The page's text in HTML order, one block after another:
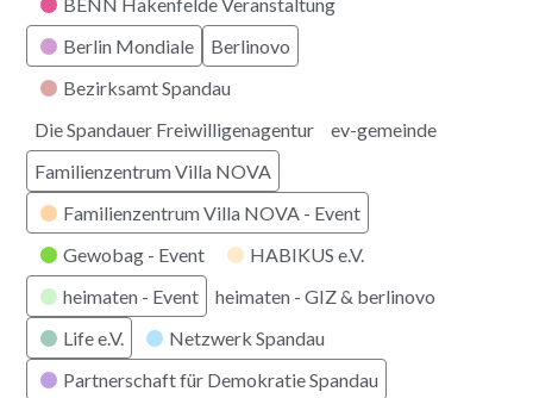
BENN Hakenfelde Veranstaltung
Berlin Mondiale
Berlinovo
Bezirksamt Spandau
Die Spandauer Freiwilligenagentur
ev-gemeinde
Familienzentrum Villa NOVA
Familienzentrum Villa NOVA - Event
Gewobag - Event
HABIKUS e.V.
heimaten - Event
heimaten - GIZ & berlinovo
Life e.V.
Netzwerk Spandau
Partnerschaft für Demokratie Spandau